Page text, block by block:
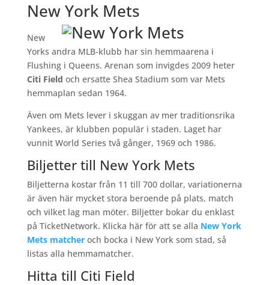
New York Mets
New
Yorks andra MLB-klubb har sin hemmaarena i
Flushing i Queens. Arenan som invigdes 2009 heter
Citi Field och ersatte Shea Stadium som var Mets
hemmaplan sedan 1964.
Även om Mets lever i skuggan av mer traditionsrika
Yankees, är klubben populär i staden. Laget har
vunnit World Series två gånger, 1969 och 1986.
Biljetter till New York Mets
Biljetterna kostar från 11 till 700 dollar, variationerna
är även här mycket stora beroende på plats, match
och vilket lag man möter. Biljetter bokar du enklast
på TicketNetwork. Klicka här för att se alla New York
Mets matcheroch bocka i New York som stad, så
listas alla hemmamatcher.
Hitta till Citi Field